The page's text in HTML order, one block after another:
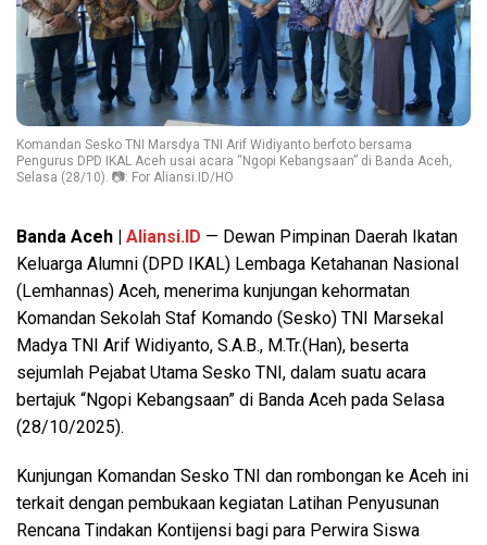
Komandan Sesko TNI Marsdya TNI Arif Widiyanto berfoto bersama
Pengurus DPD IKAL Aceh usai acara “Ngopi Kebangsaan” di Banda Aceh,
Selasa (28/10). 📷: For Aliansi.ID/HO
Banda Aceh | Aliansi.ID — Dewan Pimpinan Daerah Ikatan
Keluarga Alumni (DPD IKAL) Lembaga Ketahanan Nasional
(Lemhannas) Aceh, menerima kunjungan kehormatan
Komandan Sekolah Staf Komando (Sesko) TNI Marsekal
Madya TNI Arif Widiyanto, S.A.B., M.Tr.(Han), beserta
sejumlah Pejabat Utama Sesko TNI, dalam suatu acara
bertajuk “Ngopi Kebangsaan” di Banda Aceh pada Selasa
(28/10/2025).
Kunjungan Komandan Sesko TNI dan rombongan ke Aceh ini
terkait dengan pembukaan kegiatan Latihan Penyusunan
Rencana Tindakan Kontijensi bagi para Perwira Siswa